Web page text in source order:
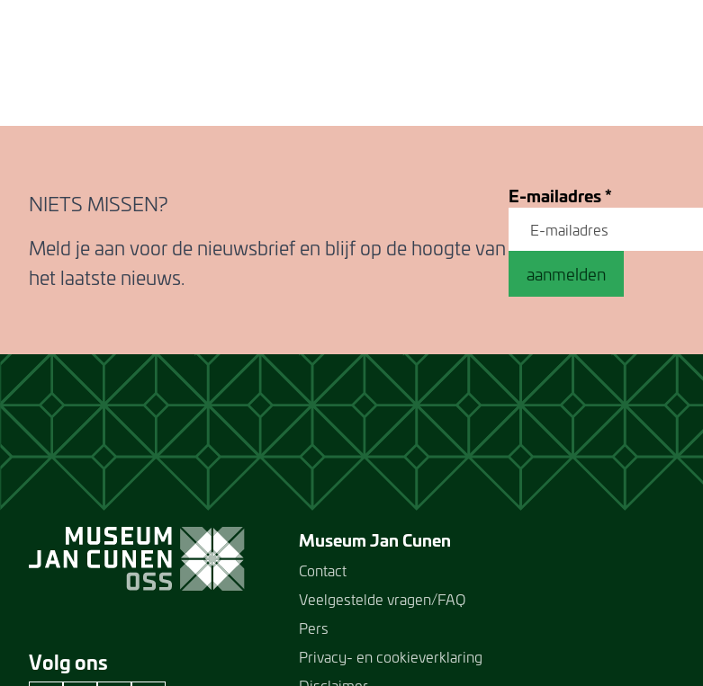
NIETS MISSEN?
Meld je aan voor de nieuwsbrief en blijf op de hoogte van
het laatste nieuws.
E-mailadres*
aanmelden
Volg ons
Museum Jan Cunen
Contact
Veelgestelde vragen/FAQ
Pers
Privacy- en cookieverklaring